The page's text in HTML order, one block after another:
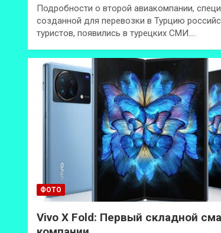
Подробности о второй авиакомпании,
созданной для перевозки в Турцию
туристов, появились в турецких СМИ.…
ФОТО
Vivo X Fold: Первый складной